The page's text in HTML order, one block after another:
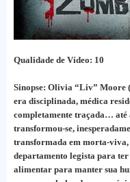
Qualidade de Vídeo: 10
Sinopse: Olivia “Liv” Moore
era disciplinada, médica
completamente traçada… até
transformou-se,
transformada em morta-viva,
departamento legista para ter
alimentar para manter sua